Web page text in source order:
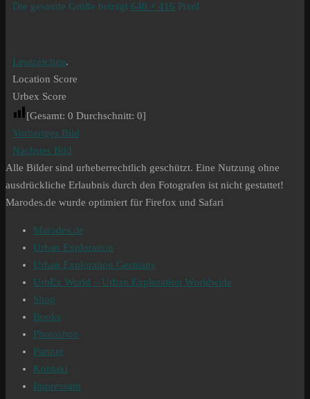
Die gesamte Größe beträgt 640 × 416 Pixel
Lesezeichen.
Location Score
Urbex Score
[Gesamt: 0 Durchschnitt: 0]
Vorheriges Bild
Nächstes Bild
Alle Bilder sind urheberrechtlich geschützt. Eine Nutzung ohne
ausdrückliche Erlaubnis durch den Fotografen ist nicht gestattet!
Marodes.de wurde optimiert für Firefox und Safari
Marodes.de
Urban Exploration
Urban Exploration Germany
UrbEx World – Urban Exploration Worldwide
Shop
Books
Photoshop
Partner
Kontakt
Impressum